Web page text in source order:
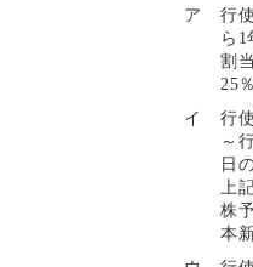
ア
行
ら1
割
25
イ
行
～
日
上
株
本